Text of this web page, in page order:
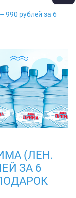
990 рублей за 6
(ЛЕН.
ЗА 6